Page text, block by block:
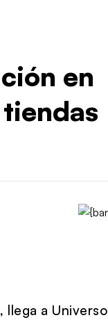
en
llega a Universo